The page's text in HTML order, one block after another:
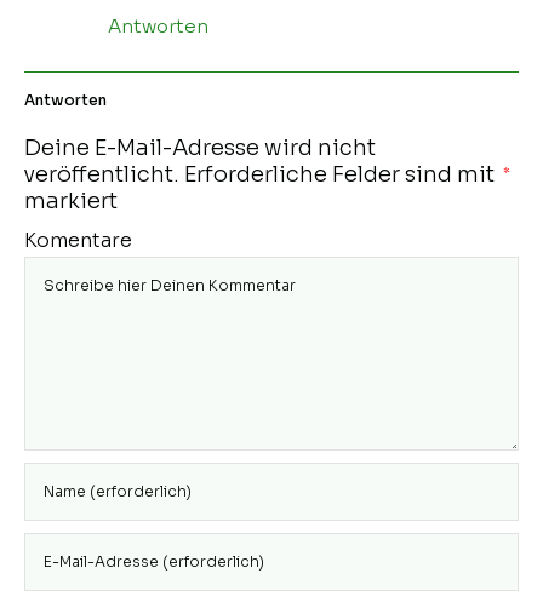
Antworten
Antworten
Deine E-Mail-Adresse wird nicht
veröffentlicht. Erforderliche Felder sind mit *
markiert
Komentare
Gib deinen
Benutzernamen
zum
Gib deine E-